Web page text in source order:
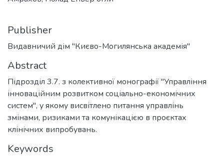
Publisher
Видавничий дім "Києво-Могилянська академія"
Abstract
Підрозділ 3.7. з колективної монографії "Управління
інноваційним розвитком соціально-економічних
систем", у якому висвітлено питання управлінь
змінами, ризиками та комунікацією в проєктах
клінічних випробувань.
Keywords